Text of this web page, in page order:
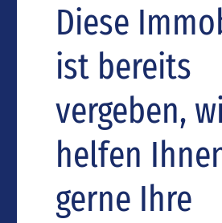
Diese
ist bereits
vergeben,
helfen
gerne Ihre